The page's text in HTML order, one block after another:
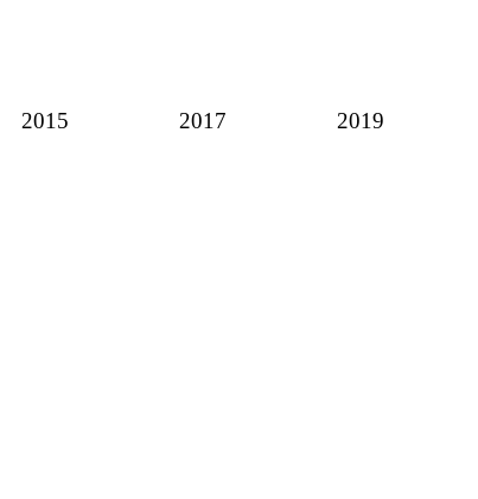
2015 2017 2019